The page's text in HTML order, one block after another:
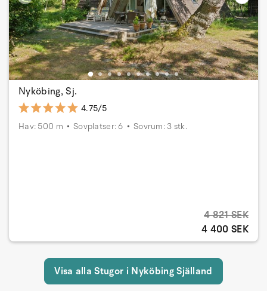
Nyköbing, Sj.
4.75/5
Hav: 500 m
Sovplatser: 6 Sovrum: 3 stk.
4 821 SEK
4 400 SEK
Visa alla Stugor i Nyköbing Själland